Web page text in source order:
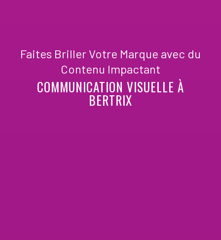
Faites Briller Votre Marque avec du
Contenu Impactant
COMMUNICATION VISUELLE À
BERTRIX